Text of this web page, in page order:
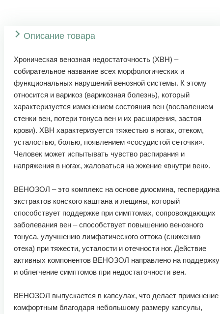
Описание товара
Хроническая венозная недостаточность (ХВН) –
собирательное название всех морфологических и
функциональных нарушений венозной системы. К этому
относится и варикоз (варикозная болезнь), который
характеризуется изменением состояния вен (воспалением
стенки вен, потери тонуса вен и их расширения, застоя
крови). ХВН характеризуется тяжестью в ногах, отеком,
усталостью, болью, появлением «сосудистой сеточки».
Человек может испытывать чувство распирания и
напряжения в ногах, жаловаться на жжение «внутри вен».
ВЕНОЗОЛ – это комплекс на основе диосмина,
экстрактов конского каштана и лещины, который
способствует поддержке при симптомах, сопровождающих
заболевания вен – способствует повышению венозного
тонуса, улучшению лимфатического оттока (снижению
отека) при тяжести, усталости и отечности ног. Действие
активных компонентов ВЕНОЗОЛ направлено на поддержку
и облегчение симптомов при недостаточности вен.
ВЕНОЗОЛ выпускается в капсулах, что делает применение
комфортным благодаря небольшому размеру капсулы,